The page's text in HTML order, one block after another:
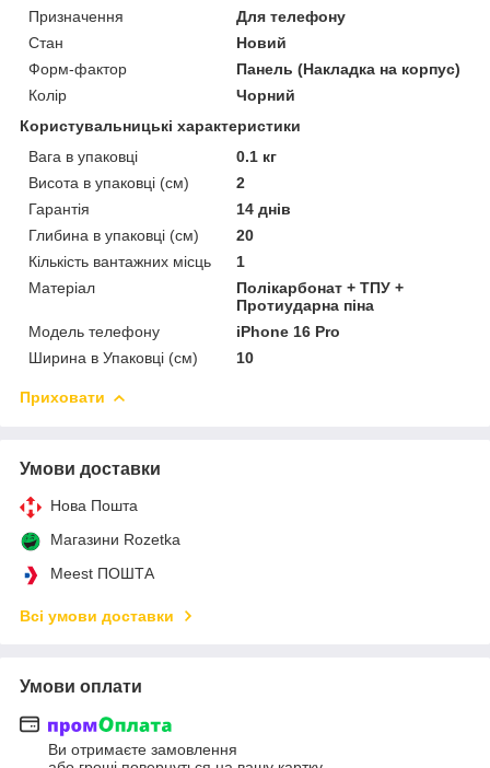
Призначення
Для телефону
Стан
Новий
Форм-фактор
Панель (Накладка на корпус)
Колір
Чорний
Користувальницькі характеристики
Вага в упаковці
0.1 кг
Висота в упаковці (см)
2
Гарантія
14 днів
Глибина в упаковці (см)
20
Кількість вантажних місць
1
Матеріал
Полікарбонат + ТПУ +
Протиударна піна
Модель телефону
iPhone 16 Pro
Ширина в Упаковці (см)
10
Приховати
Умови доставки
Нова Пошта
Магазини Rozetka
Meest ПОШТА
Всі умови доставки
Умови оплати
Ви отримаєте замовлення